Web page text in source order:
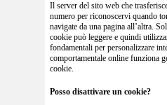
Il server del sito web che
numero per riconoscervi quando
navigate da una pagina all’altra.
cookie può leggere e quindi
fondamentali per personalizzare
comportamentale online funziona
cookie.
Posso disattivare un cookie?